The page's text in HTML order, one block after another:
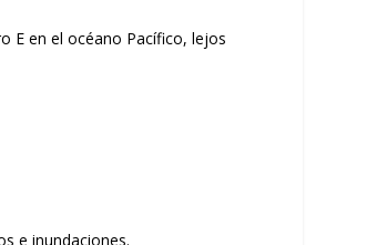
E en el océano Pacífico, lejos
e inundaciones.